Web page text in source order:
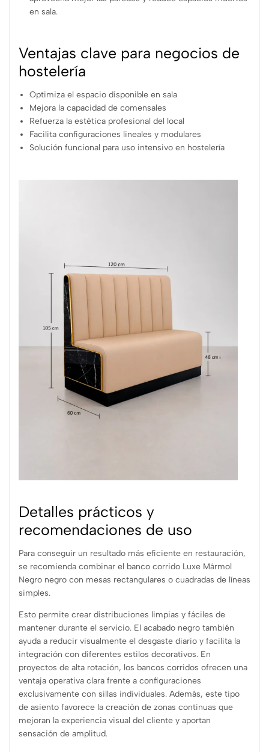
en sala.
Ventajas clave para negocios de
hostelería
Optimiza el espacio disponible en sala
Mejora la capacidad de comensales
Refuerza la estética profesional del local
Facilita configuraciones lineales y modulares
Solución funcional para uso intensivo en hostelería
Detalles prácticos y
recomendaciones de uso
Para conseguir un resultado más eficiente en restauración,
se recomienda combinar el banco corrido Luxe Mármol
Negro negro con mesas rectangulares o cuadradas de líneas
simples.
Esto permite crear distribuciones limpias y fáciles de
mantener durante el servicio. El acabado negro también
ayuda a reducir visualmente el desgaste diario y facilita la
integración con diferentes estilos decorativos. En
proyectos de alta rotación, los bancos corridos ofrecen una
ventaja operativa clara frente a configuraciones
exclusivamente con sillas individuales. Además, este tipo
de asiento favorece la creación de zonas continuas que
mejoran la experiencia visual del cliente y aportan
sensación de amplitud.